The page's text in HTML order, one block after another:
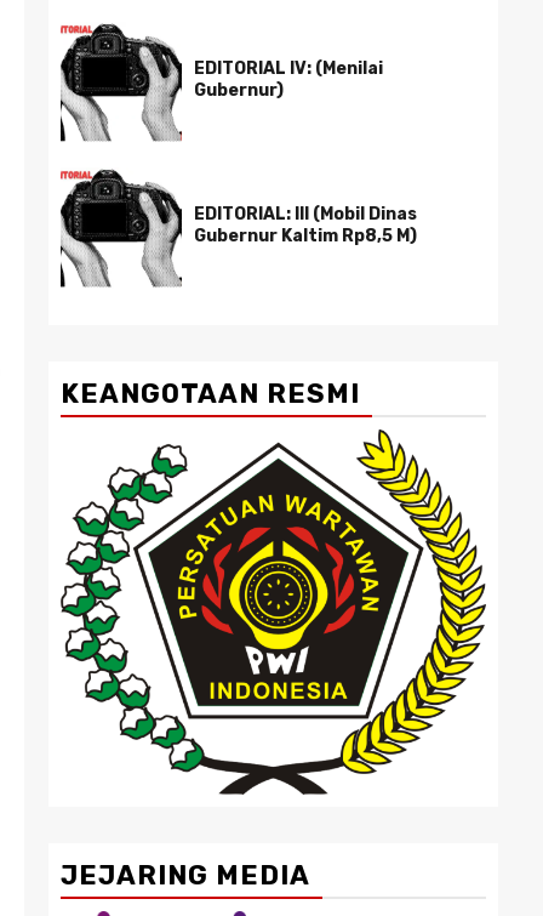
EDITORIAL IV: (Menilai
Gubernur)
EDITORIAL: III (Mobil Dinas
Gubernur Kaltim Rp8,5 M)
KEANGOTAAN RESMI
JEJARING MEDIA